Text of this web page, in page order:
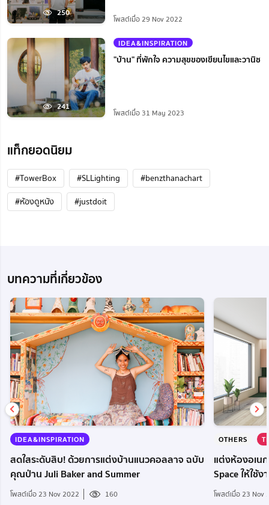
250
โพสต์เมื่อ 29 Nov 2022
241
IDEA&INSPIRATION
"บ้าน" ที่พักใจ ความสุขของเขียนไขและวานิช
โพสต์เมื่อ 31 May 2023
แท็กยอดนิยม
#TowerBox #SLLighting
#benzthanachart
#ห้องดูหนัง
#justdoit
บทความที่เกี่ยวข้อง
IDEA&INSPIRATION
สดใสระดับสิบ! ด้วยการแต่งบ้านแนวคอลลาจ ฉบับ
คุณป่าน Juli Baker and Summer
โพสต์เมื่อ 23 Nov 2022 160
OTHERS
แต่งห้องอเน
Space ให้ใช้
โพสต์เมื่อ 23 Nov